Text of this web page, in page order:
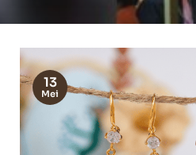
13
Mei